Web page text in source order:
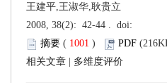
王建平,王淑华,耿贵立
( )